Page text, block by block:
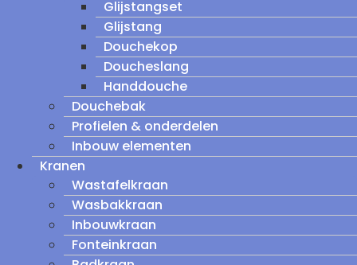
Glijstangset
Glijstang
Douchekop
Doucheslang
Handdouche
Douchebak
Profielen & onderdelen
Inbouw elementen
Kranen
Wastafelkraan
Wasbakkraan
Inbouwkraan
Fonteinkraan